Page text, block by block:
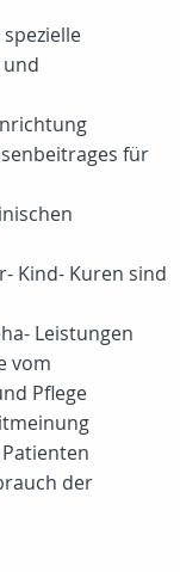
für
Kind- Kuren sind
Leistungen
vom
Pflege
der